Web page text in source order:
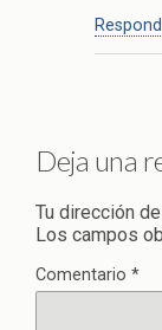
Deja una
Tu dirección
Los campos
Comentario *